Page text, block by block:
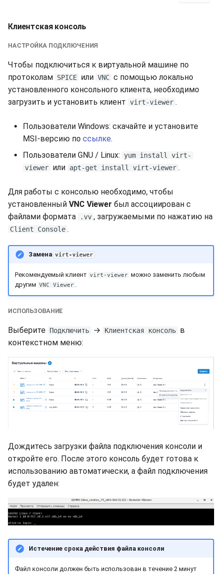
Клиентская консоль
НАСТРОЙКА ПОДКЛЮЧЕНИЯ
Чтобы подключиться к виртуальной машине по
протоколам SPICE или VNC с помощью локально
установленного консольного клиента, необходимо
загрузить и установить клиент virt-viewer .
Пользователи Windows: скачайте и установите
MSI-версию по ссылке.
Пользователи GNU / Linux:
yum install virt-
viewer или apt-get install virt-viewer .
Для работы с консолью необходимо, чтобы
установленный VNC Viewer был ассоциирован с
файлами формата
.vv , загружаемыми по нажатию на
Client Console .
Замена virt-viewer
Рекомендуемый клиент virt-viewer можно заменить любым
другим VNC Viewer
ИСПОЛЬЗОВАНИЕ
Выберите Подключить → Клиентская консоль в
контекстном меню:
Дождитесь загрузки файла подключения консоли и
откройте его. После этого консоль будет готова к
использованию автоматически, а файл подключения
будет удален:
Истечение срока действия файла консоли
Файл консоли должен быть использован в течение 2 минут